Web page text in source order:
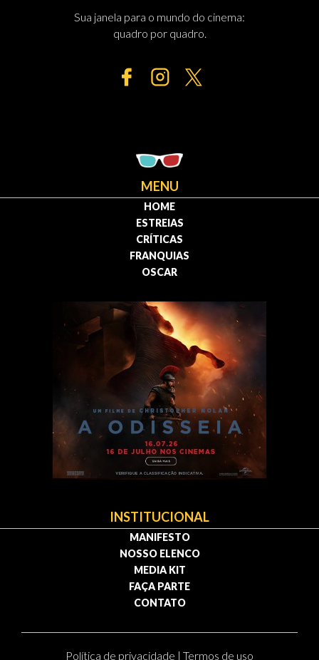
Sua janela para o mundo do cinema:
quadro por quadro.
MENU
HOME
ESTREIAS
CRÍTICAS
FRANQUIAS
OSCAR
INSTITUCIONAL
MANIFESTO
NOSSO ELENCO
MEDIA KIT
FAÇA PARTE
CONTATO
Política de privacidade | Termos de uso